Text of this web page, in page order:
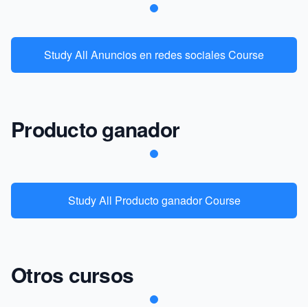
Study All Anuncios en redes sociales Course
Producto ganador
Study All Producto ganador Course
Otros cursos